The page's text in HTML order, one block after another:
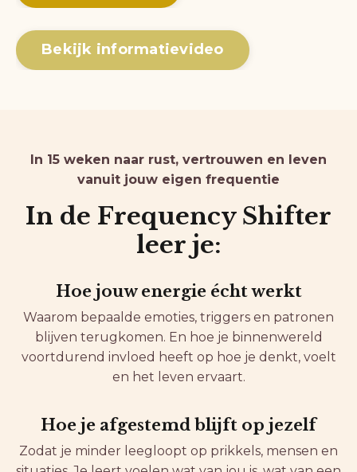
Bekijk informatievideo
In 15 weken naar rust, vertrouwen en leven
vanuit jouw eigen frequentie
In de Frequency Shifter
leer je:
Hoe jouw energie écht werkt
Waarom bepaalde emoties, triggers en patronen
blijven terugkomen. En hoe je binnenwereld
voortdurend invloed heeft op hoe je denkt, voelt
en het leven ervaart.
Hoe je afgestemd blijft op jezelf
Zodat je minder leegloopt op prikkels, mensen en